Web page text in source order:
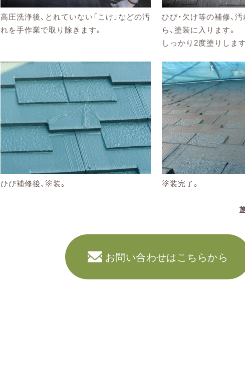
高圧洗浄後、とれていない「こけ」などの汚
れを手作業で取り除きます。
ひび・欠け等の補修、
ら、塗装に入ります。
しっかり2度塗りします
ひび補修後、塗装。 塗装完了。
お問い合わせはこちらから